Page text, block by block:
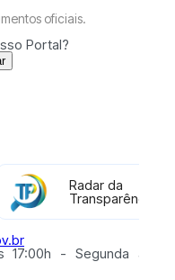
oficiais.
Portal?
Radar da
Transparência
17:00h - Segunda à